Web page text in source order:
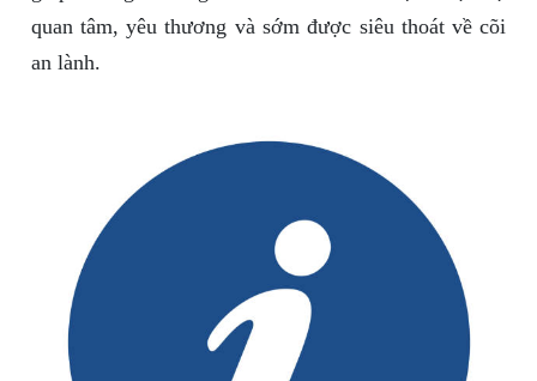
quan tâm, yêu thương và sớm được siêu thoát về cõi
an lành.